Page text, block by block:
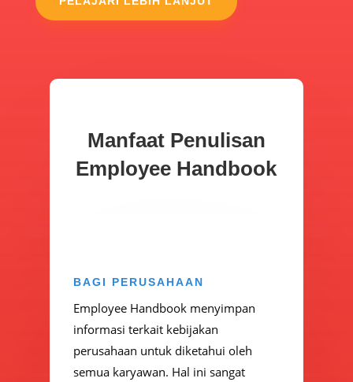
Manfaat Penulisan
Employee Handbook
BAGI PERUSAHAAN
Employee Handbook menyimpan
informasi terkait kebijakan
perusahaan untuk diketahui oleh
semua karyawan. Hal ini sangat